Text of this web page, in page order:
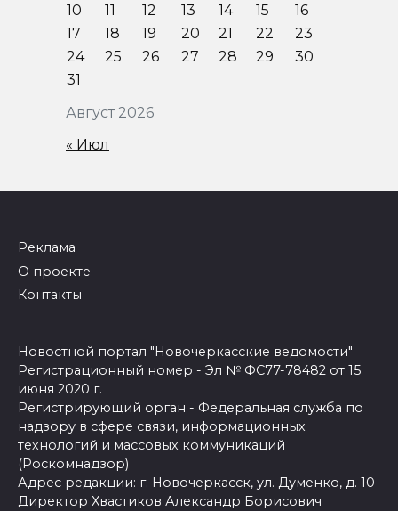
Август 2026
10
11 12 13 14 15
16
17
18 19 20 21 22
23
24
25 26 27 28 29
30
31
« Июл
Реклама
О проекте
Контакты
Новостной портал "Новочеркасские ведомости"
Регистрационный номер - Эл № ФС77-78482 от 15
июня 2020 г.
Регистрирующий орган - Федеральная служба по
надзору в сфере связи, информационных
технологий и массовых коммуникаций
(Роскомнадзор)
Адрес редакции: г. Новочеркасск, ул. Думенко, д. 10
Директор Хвастиков Александр Борисович